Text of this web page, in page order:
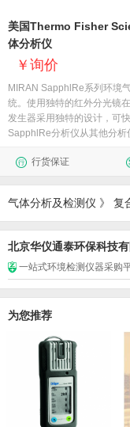
美国Thermo Fisher
体分析仪
询价
MIRAN SapphlRe系列环境
统。使用独特的红外分光镜
发生器采用独特的设计，可
SapphlRe分析仪从其他分析
行货保证
气体分析及检测仪 》 复
北京华仪通泰环保科技有
一站式环境检测仪器采购
为您推荐